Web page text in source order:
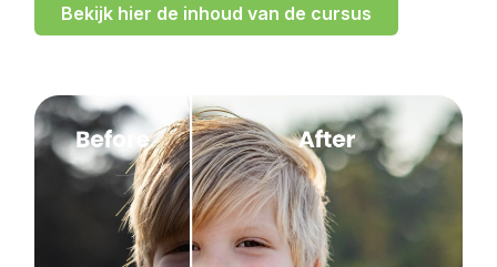
Bekijk hier de inhoud van de cursus